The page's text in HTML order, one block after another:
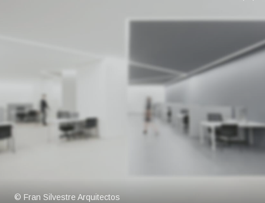
© Fran Silvestre Arquitectos